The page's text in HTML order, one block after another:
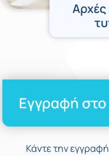
Αρχές
Εγγραφή
Κάντε την